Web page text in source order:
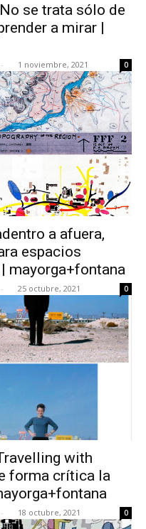
se trata sólo de
a mirar |
- 1 noviembre, 2021 0
a afuera,
espacios
mayorga+fontana
- 25 octubre, 2021 0
with
forma crítica la
- 18 octubre, 2021 0